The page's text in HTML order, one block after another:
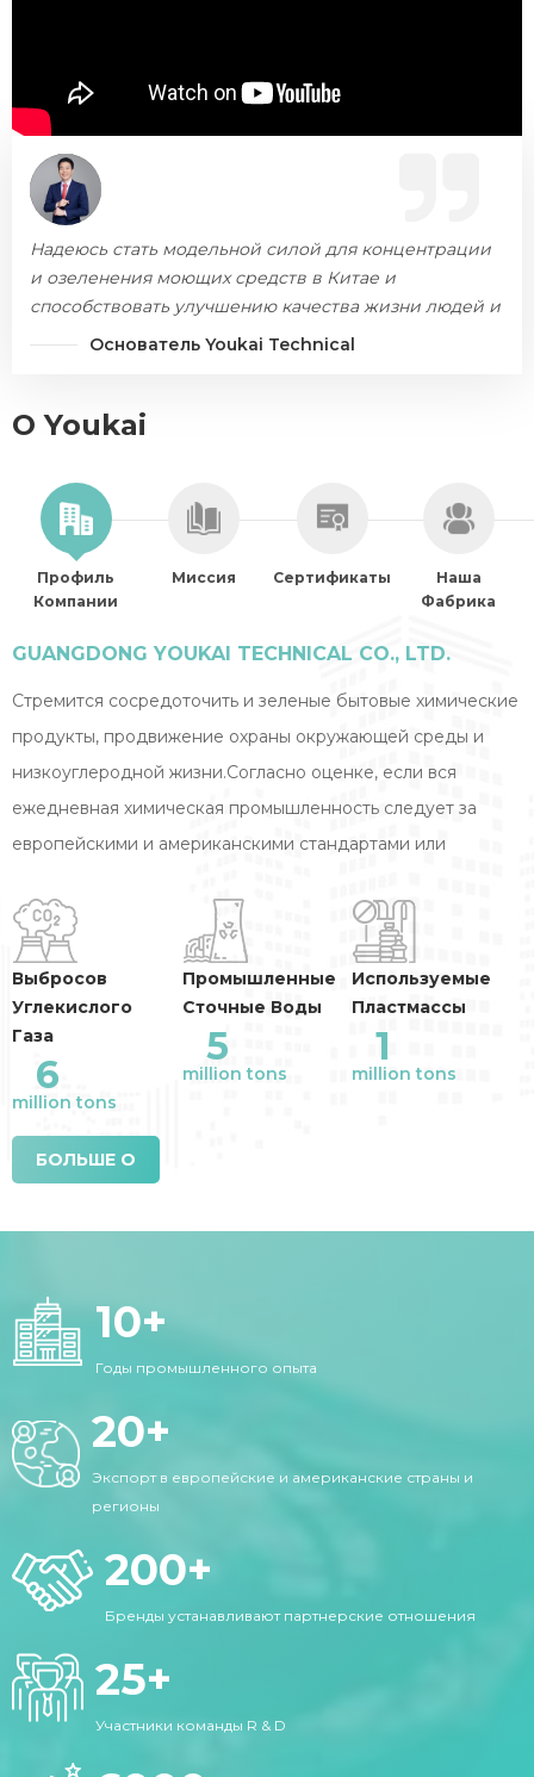
Надеюсь стать модельной силой для концентрации
и озеленения моющих средств в Китае и
способствовать улучшению качества жизни людей и
охраны окружающей среды.
Основатель Youkai Technical
О Youkai
Профиль
Компании
Миссия Сертификаты
Наша
Фабрика
GUANGDONG YOUKAI TECHNICAL CO., LTD.
Стремится сосредоточить и зеленые бытовые химические
продукты, продвижение охраны окружающей среды и
низкоуглеродной жизни.Согласно оценке, если вся
ежедневная химическая промышленность следует за
европейскими и американскими стандартами или
Годовое сокращение выбросов отрасли
Выбросов
Углекислого
Газа
6
million tons
Промышленные
Сточные Воды
5
million tons
Используемые
Пластмассы
1
million tons
БОЛЬШЕ О
10+
Годы промышленного опыта
20+
Экспорт в европейские и американские страны и
регионы
200+
Бренды устанавливают партнерские отношения
25+
Участники команды R & D